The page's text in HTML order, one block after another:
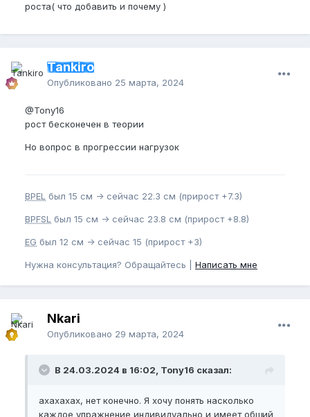
роста( что добавить и почему )
Tankiro
Опубликовано 25 марта, 2024
@Tony16
рост бесконечен в теории
Но вопрос в прогрессии нагрузок
BPEL был 15 см -> сейчас 22.3 см (прирост +7.3)
BPFSL был 15 см -> сейчас 23.8 см (прирост +8.8)
EG был 12 см -> сейчас 15 (прирост +3)
Нужна консультация? Обращайтесь | Написать мне
Nkari
Опубликовано 29 марта, 2024
В 24.03.2024 в 16:02, Tony16 сказал:
ахахахах, нет конечно. Я хочу понять насколько
каждое упражнение индивидуально и имеет общий